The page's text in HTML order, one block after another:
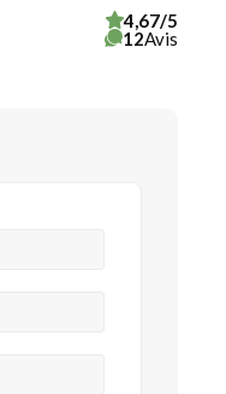
4,67/5
12Avis